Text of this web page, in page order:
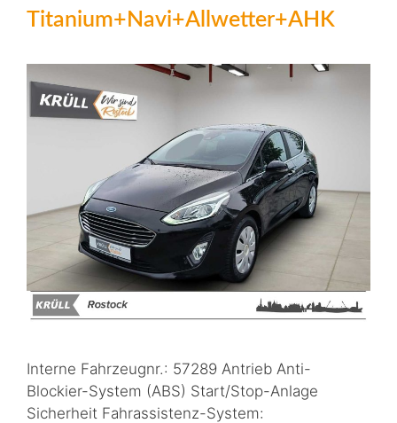
Titanium+Navi+Allwetter+AHK
Interne Fahrzeugnr.: 57289 Antrieb Anti-
Blockier-System (ABS) Start/Stop-Anlage
Sicherheit Fahrassistenz-System: